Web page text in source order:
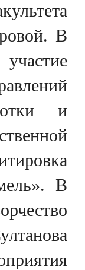
В
и
В